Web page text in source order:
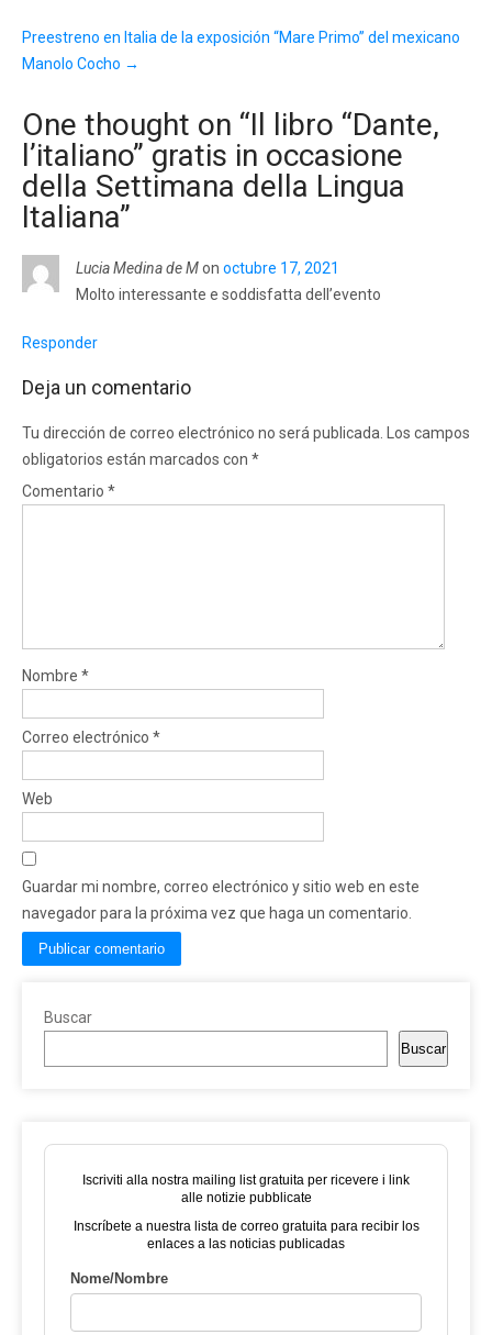
Preestreno en Italia de la exposición “Mare Primo” del mexicano
Manolo Cocho →
One thought on “Il libro “Dante,
l’italiano” gratis in occasione
della Settimana della Lingua
Italiana”
Lucia Medina de Mon octubre 17, 2021
Molto interessante e soddisfatta dell’evento
Responder
Deja un comentario
Tu dirección de correo electrónico no será publicada.
Los campos
obligatorios están marcados con *
Comentario *
Nombre *
Correo electrónico *
Web
Guardar mi nombre, correo electrónico y sitio web en este
navegador para la próxima vez que haga un comentario.
Buscar
Buscar
Iscriviti alla nostra mailing list gratuita per ricevere i link
alle notizie pubblicate
Inscríbete a nuestra lista de correo gratuita para recibir los
enlaces a las noticias publicadas
Nome/Nombre